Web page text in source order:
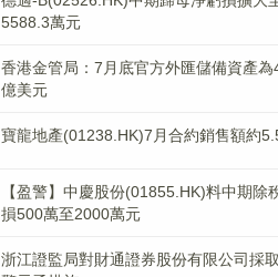
5588.3萬元
香港金管局：7月底官方外匯儲備資產為
億美元
寶龍地產(01238.HK)7月合約銷售額約
【盈警】中慶股份(01855.HK)料中期除
損500萬至2000萬元
浙江證監局對財通證券股份有限公司採